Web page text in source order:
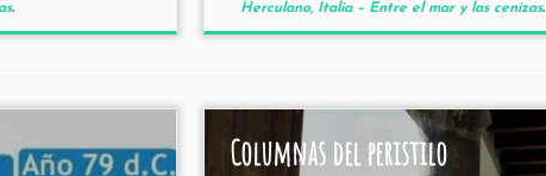
.
Herculano, Italia – Entre el mar y las cenizas.
Columnas del peristilo